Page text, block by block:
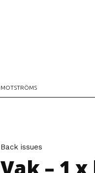
MOTSTRÖMS
Back issues